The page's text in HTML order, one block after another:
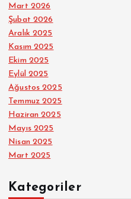
Mart 2026
Şubat 2026
Aralık 2025
Kasım 2025
Ekim 2025
Eylül 2025
Ağustos 2025
Temmuz 2025
Haziran 2025
Mayıs 2025
Nisan 2025
Mart 2025
Kategoriler